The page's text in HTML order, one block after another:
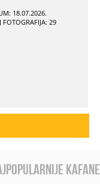
18.07.2026.
FOTOGRAFIJA: 29
kafane